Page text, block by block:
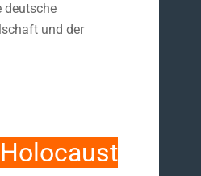
deutsche
und der